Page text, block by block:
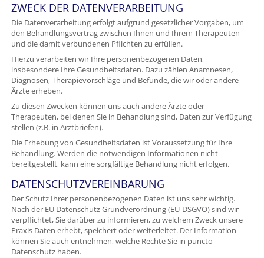
ZWECK DER DATENVERARBEITUNG
Die Datenverarbeitung erfolgt aufgrund gesetzlicher Vorgaben, um
den Behandlungsvertrag zwischen Ihnen und Ihrem Therapeuten
und die damit verbundenen Pflichten zu erfüllen.
Hierzu verarbeiten wir Ihre personenbezogenen Daten,
insbesondere Ihre Gesundheitsdaten. Dazu zählen Anamnesen,
Diagnosen, Therapievorschläge und Befunde, die wir oder andere
Ärzte erheben.
Zu diesen Zwecken können uns auch andere Ärzte oder
Therapeuten, bei denen Sie in Behandlung sind, Daten zur Verfügung
stellen (z.B. in Arztbriefen).
Die Erhebung von Gesundheitsdaten ist Voraussetzung für Ihre
Behandlung. Werden die notwendigen Informationen nicht
bereitgestellt, kann eine sorgfältige Behandlung nicht erfolgen.
DATENSCHUTZVEREINBARUNG
Der Schutz Ihrer personenbezogenen Daten ist uns sehr wichtig.
Nach der EU Datenschutz Grundverordnung (EU-DSGVO) sind wir
verpflichtet, Sie darüber zu informieren, zu welchem Zweck unsere
Praxis Daten erhebt, speichert oder weiterleitet. Der Information
können Sie auch entnehmen, welche Rechte Sie in puncto
Datenschutz haben.